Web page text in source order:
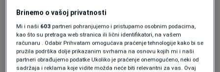
Real Madrid iza sebe ima razočaravajuću
sezonu, a dodatni problem predstavljaju sve
lošiji odnosi unutar svlačionice.
Brinemo o vašoj privatnosti
Mi i naši 603 partneri pohranjujemo i pristupamo osobnim podacima,
kao što su pretraga web stranica ili lični identifikatori, na vašem
računaru . Odabir Prihvatam omogućava praćenje tehnologije kako bi se
pružila podrška dolje prikazanim svrhama na osnovu kojih mi i naši
partneri obrađujemo podatke Ukoliko je praćenje onemogućeno, neki od
sadržaja i reklama koje vidite možda neće biti relevantni za vas. Ovaj